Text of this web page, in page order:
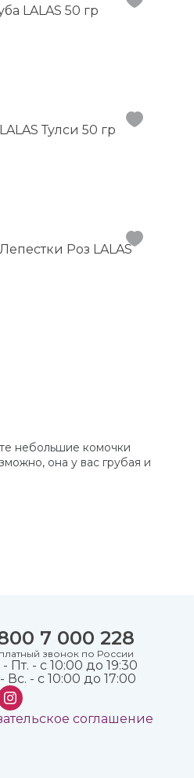
LALAS 50 гр
Тулси 50 гр
Роз LALAS
небольшие комочки
она у вас грубая и
7 000 228
звонок по России
Пт. - с 10:00 до 19:30
Вс. - с 10:00 до 17:00
соглашение